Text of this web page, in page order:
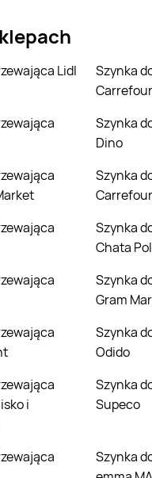
Lidl
Szynka dojrzewająca
Carrefour
Szynka dojrzewająca
Dino
Szynka dojrzewająca
Szynka dojrzewająca
Chata
Szynka dojrzewająca
Gram
Szynka dojrzewająca
Odido
i
Szynka dojrzewająca
Supeco
Szynka dojrzewająca